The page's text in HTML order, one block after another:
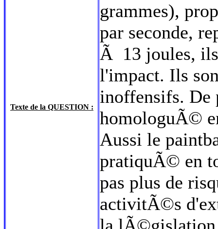
Texte de la QUESTION :
grammes),
par seconde,
Ã 13 joules,
l'impact. Ils
inoffensifs. De
homologuÃ©
Aussi le
pratiquÃ© en
pas plus de
activitÃ©s